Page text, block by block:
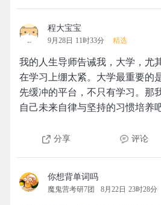
程大宝宝
9月28日 11时33分 精选
我的人生导师告诫我，大学，尤
在学习上绷太紧。大学最重要的
先缓冲的平台，不只有学习。那
自己未来自律与坚持的习惯培养吧
分享 评论
你想背单词吗
魔鬼营考研7团 8月22日 23时28分